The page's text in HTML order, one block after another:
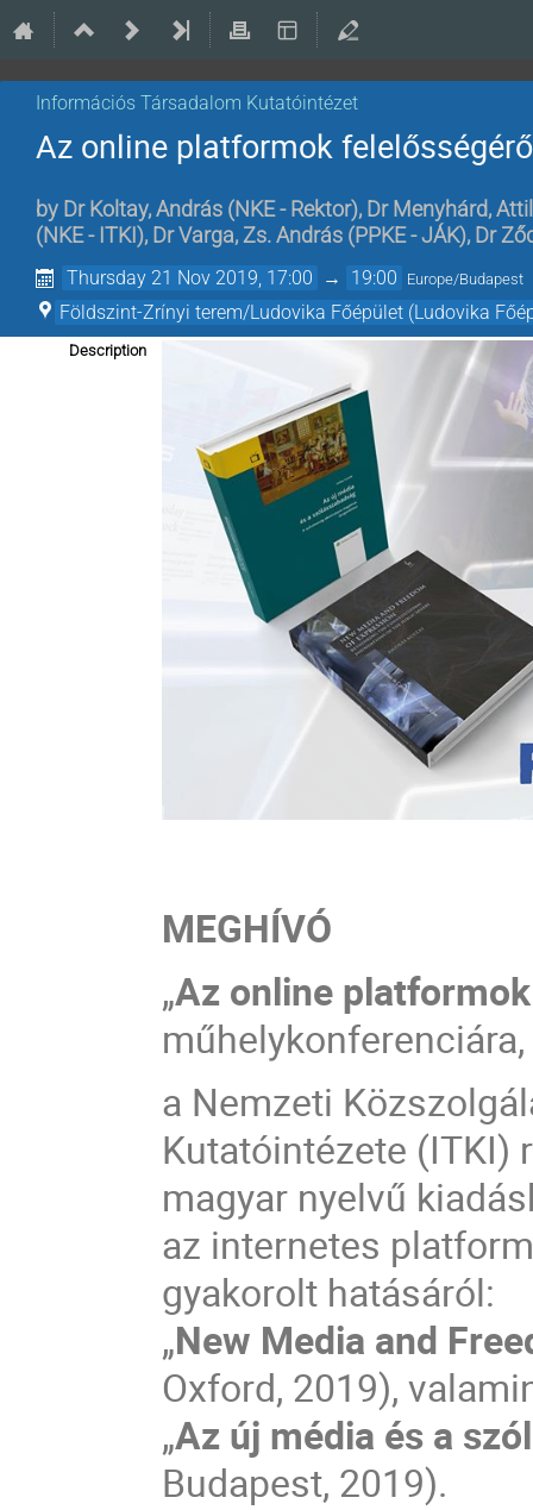
Információs Társadalom Kutatóintézet
Az online platformok
by Dr Koltay, András (NKE - Rektor), Dr Menyhárd,
(NKE - ITKI ), Dr Varga, Zs. András (PPKE - JÁK), Dr
Thursday 21 Nov 2019, 17:00 → 19:00 Europe/Budapest
Földszint-Zrínyi terem/Ludovika Főépület (Ludovika
Description
MEGHÍVÓ
„Az online
a Nemzeti
Kutatóintézete (ITKI)
magyar nyelvű
az internetes
gyakorolt hatásáról:
„New Media and
Oxford, 2019),
„Az új média és a
Budapest, 2019).